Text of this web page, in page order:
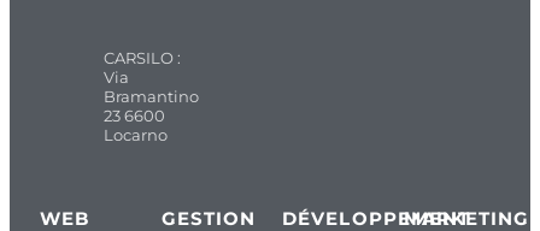
CARSILO :
Via
Bramantino
23 6600
Locarno
WEB GESTION
DÉVELOPPEMENT
MARKETING